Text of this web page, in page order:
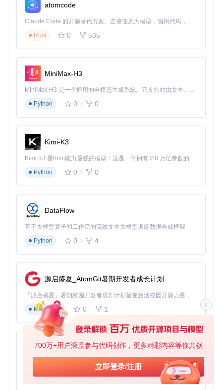
700万+用户深度参与代码创作，更多精彩内容等你共创
立即登录/注册
验证方法 ：运行游戏10分钟，使用性能监控工具记录帧率变
化，确保平均帧率提升20%以上。
痛点场景二：配置参数混乱
症状描述：模拟器设置界面参数繁多，不知如何配置才能达到
最佳效果
诊断分析
模拟器通常提供数十项可配置参数，包括图形渲染、音频输
出、控制映射等，普通用户难以理解各项参数的实际影响，导
# 重置Citra配置文件
[ " $(uname) " = "Linux" ]; then
rm
rm
fi
预设配置方案（进阶级）
画质优先模式：提高分辨率，开启抗锯齿，使用 Vulkan
后端
平衡模式：默认设置基础上微调，兼顾性能与画质 :::
参数调优决策树（专家级）
graph TD
  A[开始] --> B{显卡支持Vulkan吗?};
  B -- 是 --> C[使用Vulkan后端];
  B -- 否 --> D[使用OpenGL后端];
atomcode
Claude Code 的开源替代方案。连接任意大模型，编辑代码，运行命令，自动验证 — 全自动执行。用 Rust 构建，极致性能。 ｜ An open-source alternative to Claude Code. Connect any LLM, edit code, run commands, and verify changes — autonomously. Built in Rust for speed. Get Started
Rust
0 535
MiniMax-H3
MiniMax H3 是一个通用的全模态生成系统。它支持对由文本、图像、视频和音频组成的多模态上下文进行统一理解，并能生成分辨率高达 2K、时长可达 15 秒的带原生立体声音频的视频。得益于面向任务泛化的系统设计，H3 在预训练阶段就已具备广泛的多模态上下文理解与生成能力，能够出色地执行复杂的多模态指令。
Python
0 0
Kimi-K3
Kimi K3 是Kimi能力最强的模型：这是一个拥有 2.8 万亿参数的混合专家（MoE）模型，具备原生视觉理解能力，并支持 100 万 token 的上下文窗口。
Python
0 0
DataFlow
基于大模型算子和工作流的高效文本大模型训练数据合成框架
Python
0 4
源启盛夏_AtomGit暑期开发者成长计划
「源启盛夏」暑期校园开发者成长计划旨在激活校园开源力量，通过积分激励、认证扶持、资源倾斜等形式，引导高校组织和开发者完成「入驻 — 建项目 — 做贡献 — 获认证 — 得资源」的完整闭环。无论你是想带领社团入驻平台的组织者，还是希望用代码贡献证明自己的开发者，都能在这里找到属于你的成长路径。
Markdown
0 1
py-xiaozhi
基于Python的Xiaozhi AI，适用于想要完整Xiaozhi体验而无需拥有专用硬件的用户。
Python
0 1